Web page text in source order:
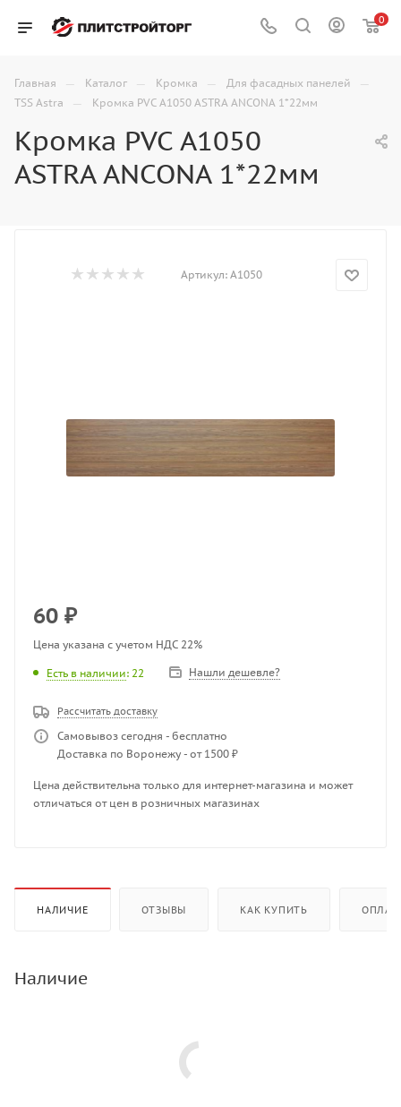
0
Главная — Каталог — Кромка — Для фасадных панелей —
TSS Astra — Кромка PVC A1050 ASTRA ANCONA 1*22мм
Кромка PVC A1050
ASTRA ANCONA 1*22мм
Артикул: A1050
60 ₽
Цена указана с учетом НДС 22%
Есть в наличии: 22 Нашли дешевле?
Рассчитать доставку
Самовывоз сегодня - бесплатно
Доставка по Воронежу - от 1500 ₽
Цена действительна только для интернет-магазина и может
отличаться от цен в розничных магазинах
НАЛИЧИЕ ОТЗЫВЫ КАК КУПИТЬ
Наличие